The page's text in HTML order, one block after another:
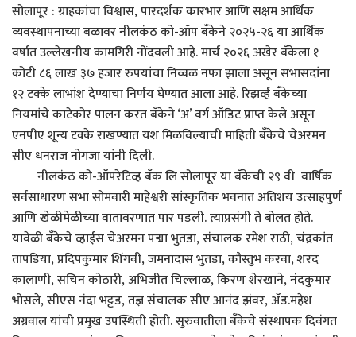
सोलापूर : ग्राहकांचा विश्वास, पारदर्शक कारभार आणि सक्षम आर्थिक
व्यवस्थापनाच्या बळावर नीलकंठ को-ऑप बँकेने २०२५-२६ या आर्थिक
वर्षात उल्लेखनीय कामगिरी नोंदवली आहे. मार्च २०२६ अखेर बँकेला १
कोटी ८६ लाख ३७ हजार रुपयांचा निव्वळ नफा झाला असून सभासदांना
१२ टक्के लाभांश देण्याचा निर्णय घेण्यात आला आहे. रिझर्व्ह बँकेच्या
नियमांचे काटेकोर पालन करत बँकेने ‘अ’ वर्ग ऑडिट प्राप्त केले असून
एनपीए शून्य टक्के राखण्यात यश मिळविल्याची माहिती बँकेचे चेअरमन
सीए धनराज नोगजा यांनी दिली.
नीलकंठ को-ऑपरेटिव्ह बँक लि सोलापूर या बँकेची २९ वी वार्षिक
सर्वसाधारण सभा सोमवारी माहेश्वरी सांस्कृतिक भवनात अतिशय उत्साहपुर्ण
आणि खेळीमेळीच्या वातावरणात पार पडली. त्याप्रसंगी ते बोलत होते.
यावेळी बँकेचे व्हाईस चेअरमन पद्मा भुतडा, संचालक रमेश राठी, चंद्रकांत
तापडिया, प्रदिपकुमार शिंगवी, जमनादास भुतडा, कौस्तुभ करवा, शरद
कालाणी, सचिन कोठारी, अभिजीत चिल्लाळ, किरण शेरखाने, नंदकुमार
भोसले, सीएस नंदा भट्टड, तज्ञ संचालक सीए आनंद झंवर, ॲड.महेश
अग्रवाल यांची प्रमुख उपस्थिती होती. सुरुवातीला बँकेचे संस्थापक दिवंगत